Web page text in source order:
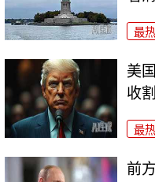
最热
美
收
最热
前